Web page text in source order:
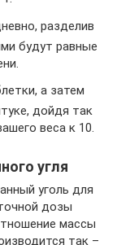
разделив
будут равные
а затем
дойдя так
веса к 10.
угля
уголь для
дозы
массы
так –